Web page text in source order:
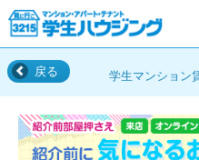
戻る 学生マンション